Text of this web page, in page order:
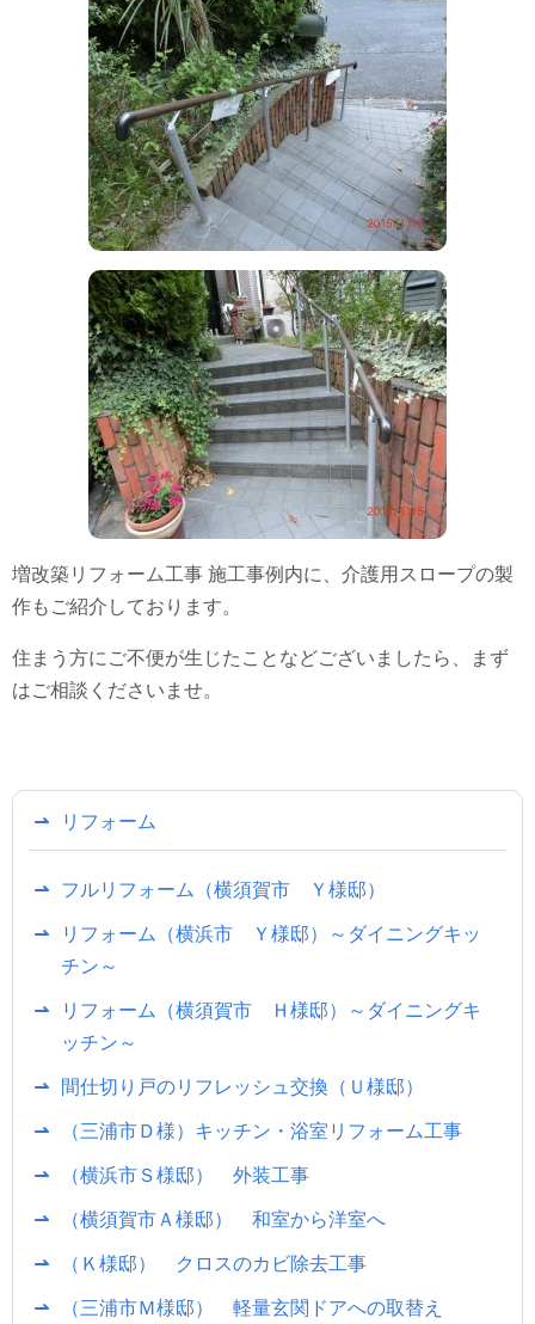
増改築リフォーム工事 施工事例内に、介護用スロープの製
作もご紹介しております。
住まう方にご不便が生じたことなどございましたら、まず
はご相談くださいませ。
リフォーム
フルリフォーム（横須賀市 Ｙ様邸）
リフォーム（横浜市 Ｙ様邸）～ダイニングキッ
チン～
リフォーム（横須賀市 Ｈ様邸）～ダイニングキ
ッチン～
間仕切り戸のリフレッシュ交換（Ｕ様邸）
（三浦市Ｄ様）キッチン・浴室リフォーム工事
（横浜市Ｓ様邸） 外装工事
（横須賀市Ａ様邸） 和室から洋室へ
（Ｋ様邸） クロスのカビ除去工事
（三浦市Ｍ様邸） 軽量玄関ドアへの取替え